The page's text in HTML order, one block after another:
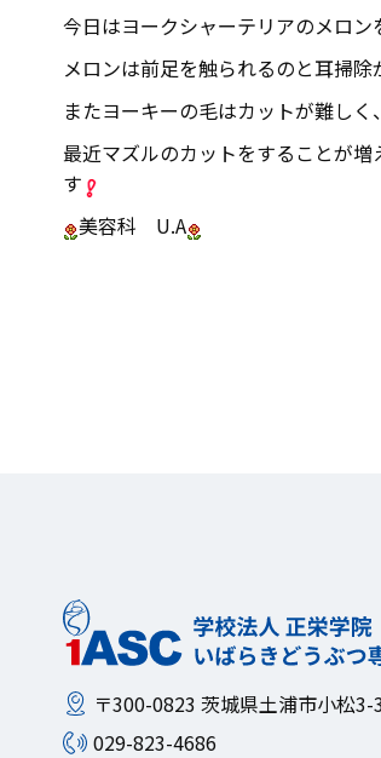
今日はヨークシャーテリアのメロン
メロンは前足を触られるのと耳掃
またヨーキーの毛はカットが難し
最近マズルのカットをすることが
す
美容科 U.A
〒300-0823 茨城県土浦市小松3-
029-823-4686